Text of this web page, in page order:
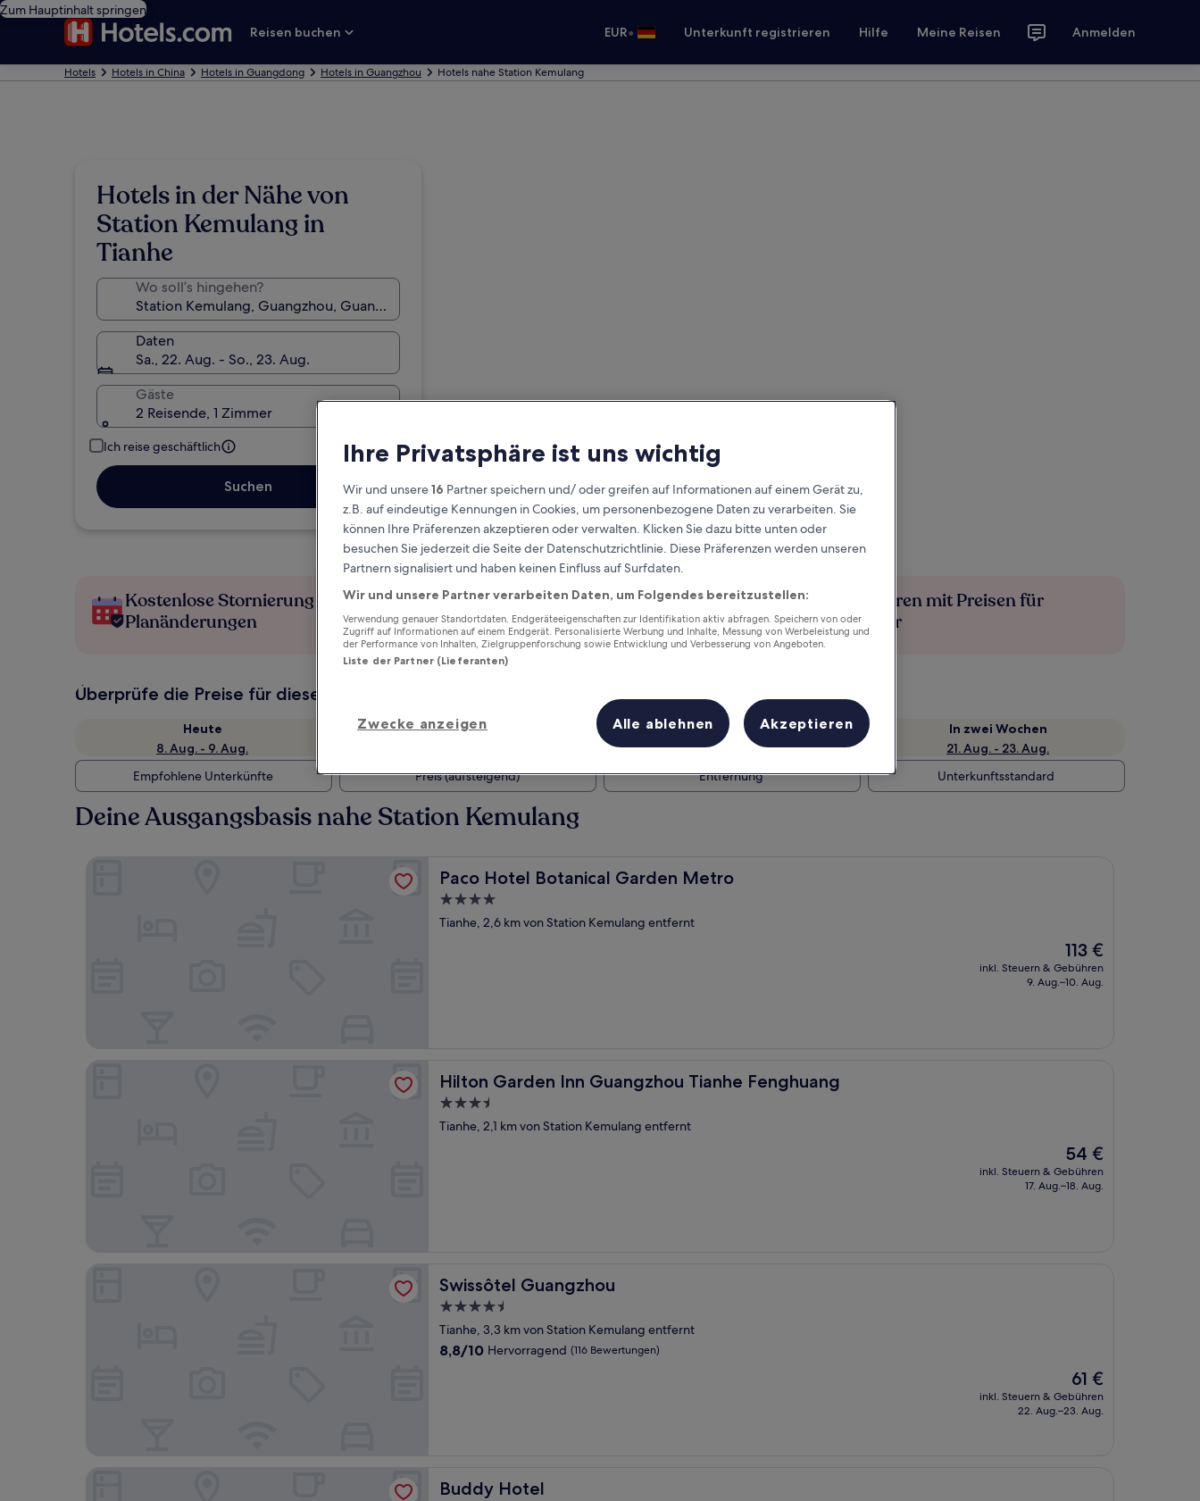
Zum Hauptinhalt springen
Reisen buchen
EUR• Unterkunft registrieren Hilfe Meine Reisen Anmelden
Hotels Hotels in China Hotels in Guangdong Hotels in Guangzhou Hotels nahe Station Kemulang
Hotels in der Nähe von
Station Kemulang in
Tianhe
Wo soll’s hingehen?
Daten
Sa., 22. Aug. - So., 23. Aug.
Gäste
2 Reisende, 1 Zimmer
Ich reise geschäftlich
Suchen
Kostenlose Stornierung bei
Planänderungen
Verdiene Prämien für jede
wahrgenommene Übernachtung
Mehr sparen mit Preisen für
Mitglieder
Überprüfe die Preise für diese Daten
Heute
8. Aug. - 9. Aug.
Morgen
Nächstes Wochenende
14. Aug. - 16. Aug.
In zwei Wochen
21. Aug. - 23. Aug.
Empfohlene Unterkünfte
Preis (aufsteigend) Entfernung Unterkunftsstandard
Deine Ausgangsbasis nahe Station Kemulang
Paco Hotel Botanical Garden Metro
Paco Hotel Botanical Garden Metro
4.0-
Sterne-
Tianhe, 2,6 km von Station Kemulang entfernt
Der
Preis
beträgt
113 €
inkl. Steuern & Gebühren
9. Aug.–10. Aug.
Hilton Garden Inn Guangzhou Tianhe Fenghuang
Hilton Garden Inn Guangzhou Tianhe Fenghuang
3.5-
Sterne-
Tianhe, 2,1 km von Station Kemulang entfernt
Der
Preis
beträgt
54 €
inkl. Steuern & Gebühren
17. Aug.–18. Aug.
Hilton Garden Inn Guangzhou Tianhe Fenghuang
Swissôtel Guangzhou
Swissôtel Guangzhou
4.5-
Sterne-
Unterkunft
Tianhe, 3,3 km von Station Kemulang entfernt
8.8
8,8/10 Hervorragend (116 Bewertungen)
Der
Preis
beträgt
61 €
inkl. Steuern & Gebühren
22. Aug.–23. Aug.
Buddy Hotel
Buddy Hotel
Ihre Privatsphäre ist uns wichtig
Wir und unsere16 Partner speichern und/ oder greifen auf Informationen auf einem Gerät zu,
z.B. auf eindeutige Kennungen in Cookies, um personenbezogene Daten zu verarbeiten. Sie
können Ihre Präferenzen akzeptieren oder verwalten. Klicken Sie dazu bitte unten oder
besuchen Sie jederzeit die Seite der Datenschutzrichtlinie. Diese Präferenzen werden unseren
Partnern signalisiert und haben keinen Einfluss auf Surfdaten.
Wir und unsere Partner verarbeiten Daten, um Folgendes bereitzustellen:
Verwendung genauer Standortdaten. Endgeräteeigenschaften zur Identifikation aktiv abfragen. Speichern von oder
Zugriff auf Informationen auf einem Endgerät. Personalisierte Werbung und Inhalte, Messung von Werbeleistung und
der Performance von Inhalten, Zielgruppenforschung sowie Entwicklung und Verbesserung von Angeboten.
Liste der Partner (Lieferanten)
Zwecke anzeigen Alle ablehnen Akzeptieren